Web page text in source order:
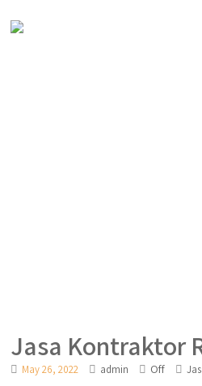
Jasa Kontraktor
May 26, 2022 admin Off